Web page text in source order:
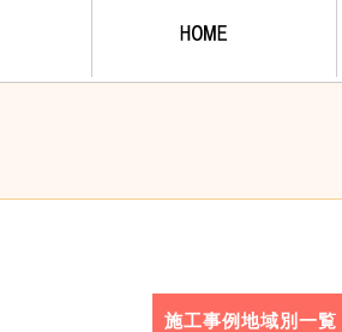
施工事例地域別一覧